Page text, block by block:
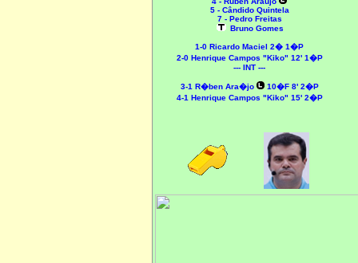
5 - Cândido Quintela
7 - Pedro Freitas
Bruno Gomes
1-0 Ricardo Maciel 2� 1�P
2-0 Henrique Campos "Kiko" 12' 1�P
--- INT ---
3-1 R�ben Ara�jo
10�F 8' 2�P
4-1 Henrique Campos "Kiko" 15' 2�P